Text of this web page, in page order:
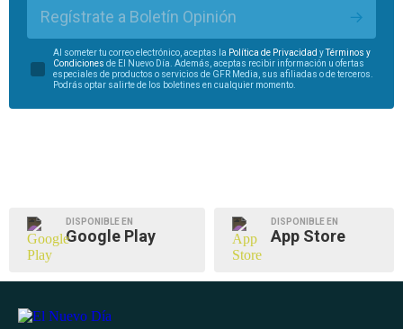
Regístrate a Boletín Opinión
Al someter tu correo electrónico, aceptas la Política de Privacidad yTérminos y
Condiciones de El Nuevo Día. Además, aceptas recibir información u ofertas
especiales de productos o servicios de GFR Media, sus afiliadas o de terceros.
Podrás optar salirte de los boletines en cualquier momento.
DISPONIBLE EN
Google Play
DISPONIBLE EN
App Store